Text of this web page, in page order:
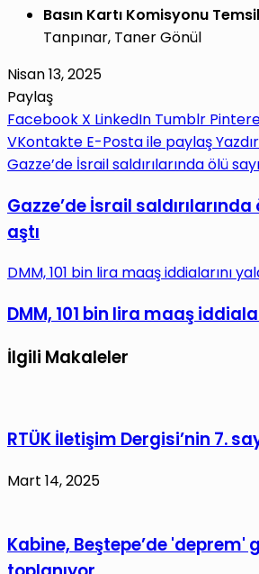
Basın Kartı Komisyonu
Tanpınar, Taner Gönül
Nisan 13, 2025
Paylaş
Facebook X LinkedIn Tumblr
VKontakte E-Posta ile paylaşYazdır
Gazze’de İsrail saldırılarında ölü
Gazze’de İsrail saldırılarında
aştı
DMM, 101 bin lira maaş iddialarını
DMM, 101 bin lira maaş
İlgili Makaleler
RTÜK İletişim Dergisi’nin 7.
Mart 14, 2025
Kabine, Beştepe’de 'deprem'